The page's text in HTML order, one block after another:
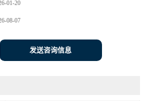
01-20
08-07
发送咨询信息